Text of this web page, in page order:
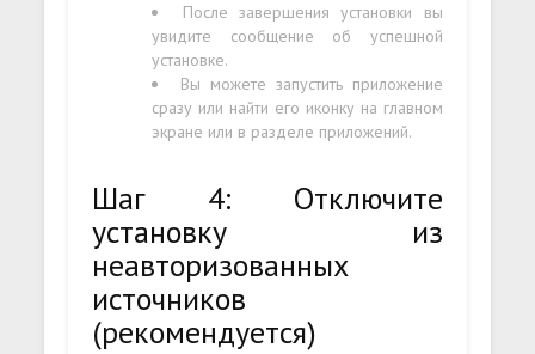
После завершения установки вы
увидите сообщение об успешной
установке.
Вы можете запустить приложение
сразу или найти его иконку на главном
экране или в разделе приложений.
Шаг 4: Отключите
установку из
неавторизованных
источников
(рекомендуется)